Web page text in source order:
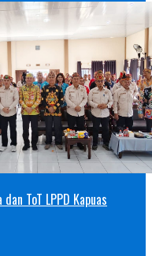
ToT LPPD Kapuas